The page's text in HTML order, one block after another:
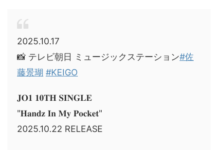
2025.10.17
📸 テレビ朝日 ミュージックステーション#佐
藤景瑚 #KEIGO
𝐉𝐎𝟏 𝟏𝟎𝐓𝐇 𝐒𝐈𝐍𝐆𝐋𝐄
"𝐇𝐚𝐧𝐝𝐳 𝐈𝐧 𝐌𝐲 𝐏𝐨𝐜𝐤𝐞𝐭"
2025.10.22 RELEASE